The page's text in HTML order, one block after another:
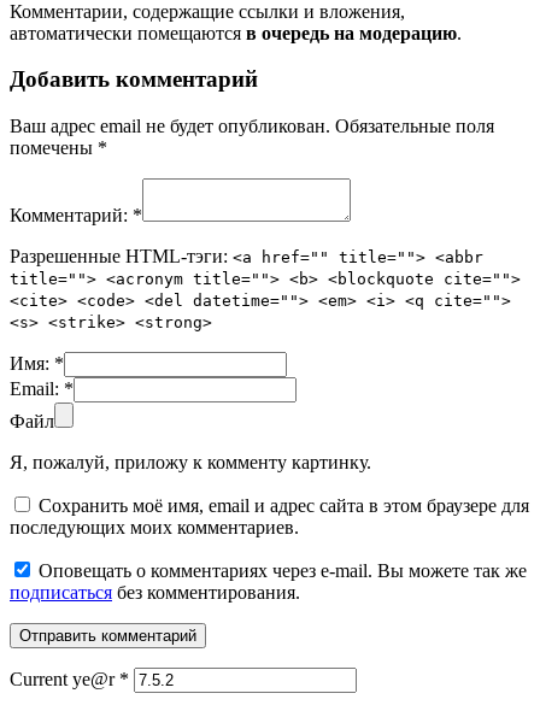
Комментарии, содержащие ссылки и вложения,
автоматически помещаются в очередь на модерацию.
Добавить комментарий
Ваш адрес email не будет опубликован. Обязательные поля
помечены *
Комментарий: *
Разрешенные HTML-тэги: <a href="" title=""> <abbr
title=""> <acronym title=""> <b> <blockquote cite="">
<cite> <code> <del datetime=""> <em> <i> <q cite="">
<s> <strike> <strong>
Имя: *
Email: *
Файл
Я, пожалуй, приложу к комменту картинку.
Сохранить моё имя, email и адрес сайта в этом браузере для
последующих моих комментариев.
Оповещать о комментариях через e-mail. Вы можете так же
подписаться без комментирования.
Current ye@r *